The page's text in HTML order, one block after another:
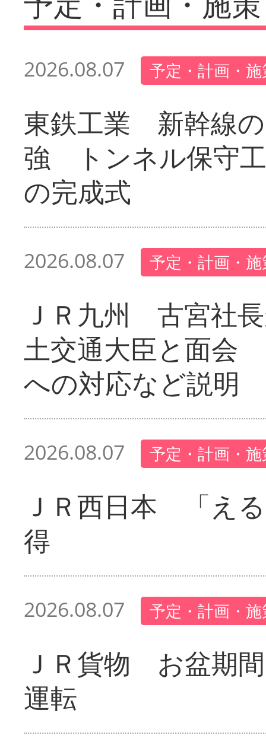
2026.08.07 予定・計画・
東鉄工業 新幹線
強 トンネル保守
の完成式
2026.08.07 予定・計画・
ＪＲ九州 古宮社
土交通大臣と面会
への対応など説明
2026.08.07 予定・計画・
ＪＲ西日本 「え
得
2026.08.07 予定・計画・
ＪＲ貨物 お盆期
運転